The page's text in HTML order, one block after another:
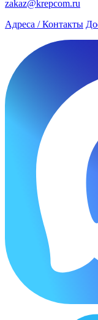
zakaz@krepcom.ru
Адреса / Контакты